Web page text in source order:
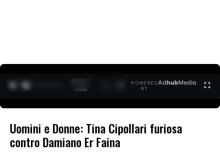
0:12 /
1:40
POWERED
BY
AdhubMedia
Uomini e Donne: Tina Cipollari furiosa
contro Damiano Er Faina